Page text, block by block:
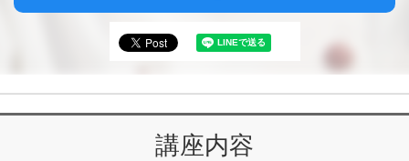
講座内容